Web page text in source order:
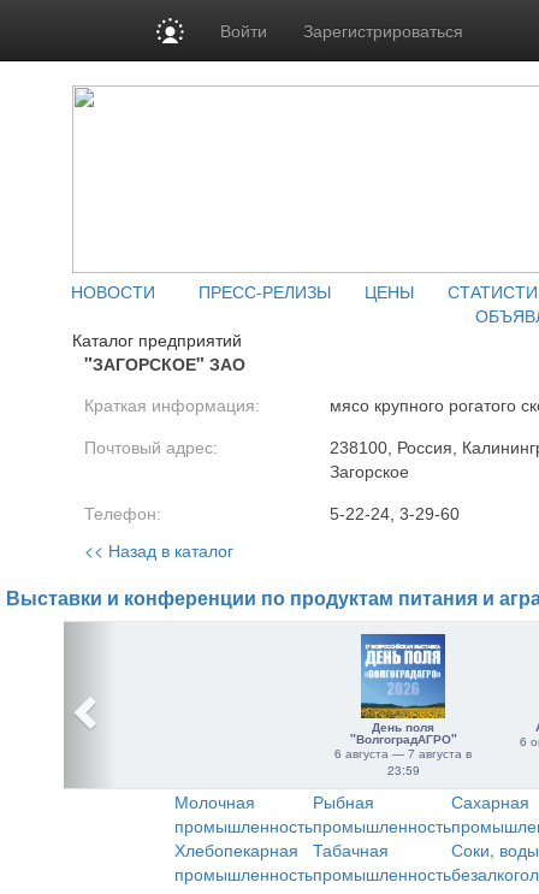
Войти Зарегистрироваться
НОВОСТИ ПРЕСС-РЕЛИЗЫ ЦЕНЫ
Каталог предприятий
"ЗАГОРСКОЕ" ЗАО
Краткая информация: мясо крупного рогатого
Почтовый адрес:
238100, Россия,
Загорское
Телефон: 5-22-24, 3-29-60
<< Назад в каталог
Выставки и конференции по продуктам питания и
День поля
"ВолгоградАГРО"
6 августа — 7 августа в
23:59
6
Молочная
промышленность
Рыбная
промышленность
Сахарная
Хлебопекарная
промышленность
Табачная
промышленность
Соки,